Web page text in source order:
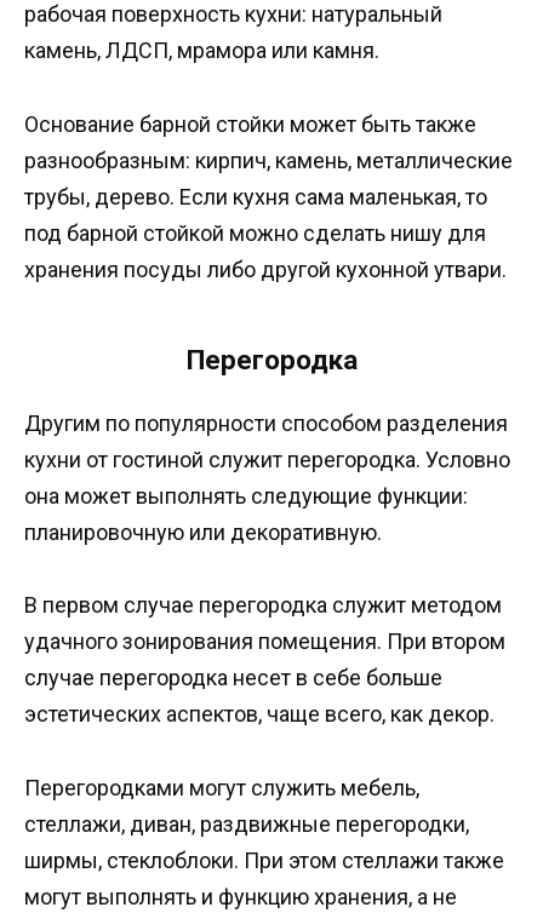
рабочая поверхность кухни: натуральный
камень, ЛДСП, мрамора или камня.
Основание барной стойки может быть также
разнообразным: кирпич, камень, металлические
трубы, дерево. Если кухня сама маленькая, то
под барной стойкой можно сделать нишу для
хранения посуды либо другой кухонной утвари.
Перегородка
Другим по популярности способом разделения
кухни от гостиной служит перегородка. Условно
она может выполнять следующие функции:
планировочную или декоративную.
В первом случае перегородка служит методом
удачного зонирования помещения. При втором
случае перегородка несет в себе больше
эстетических аспектов, чаще всего, как декор.
Перегородками могут служить мебель,
стеллажи, диван, раздвижные перегородки,
ширмы, стеклоблоки. При этом стеллажи также
могут выполнять и функцию хранения, а не